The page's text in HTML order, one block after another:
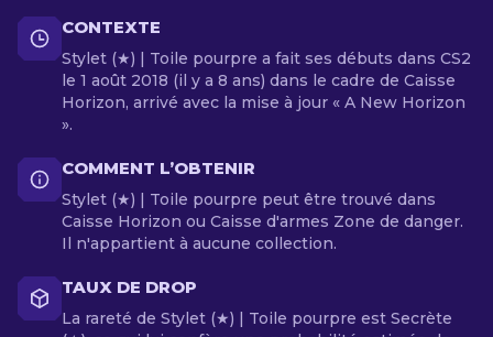
CONTEXTE
Stylet (★) | Toile pourpre a fait ses débuts dans CS2
le 1 août 2018 (il y a 8 ans) dans le cadre de Caisse
Horizon, arrivé avec la mise à jour « A New Horizon
».
COMMENT L’OBTENIR
Stylet (★) | Toile pourpre peut être trouvé dans
Caisse Horizon ou Caisse d'armes Zone de danger.
Il n'appartient à aucune collection.
TAUX DE DROP
La rareté de Stylet (★) | Toile pourpre est Secrète